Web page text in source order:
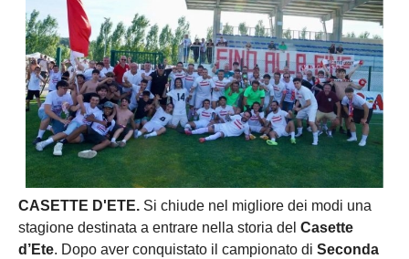
CASETTE D'ETE. Si chiude nel migliore dei modi una
stagione destinata a entrare nella storia del Casette
d’Ete. Dopo aver conquistato il campionato di Seconda